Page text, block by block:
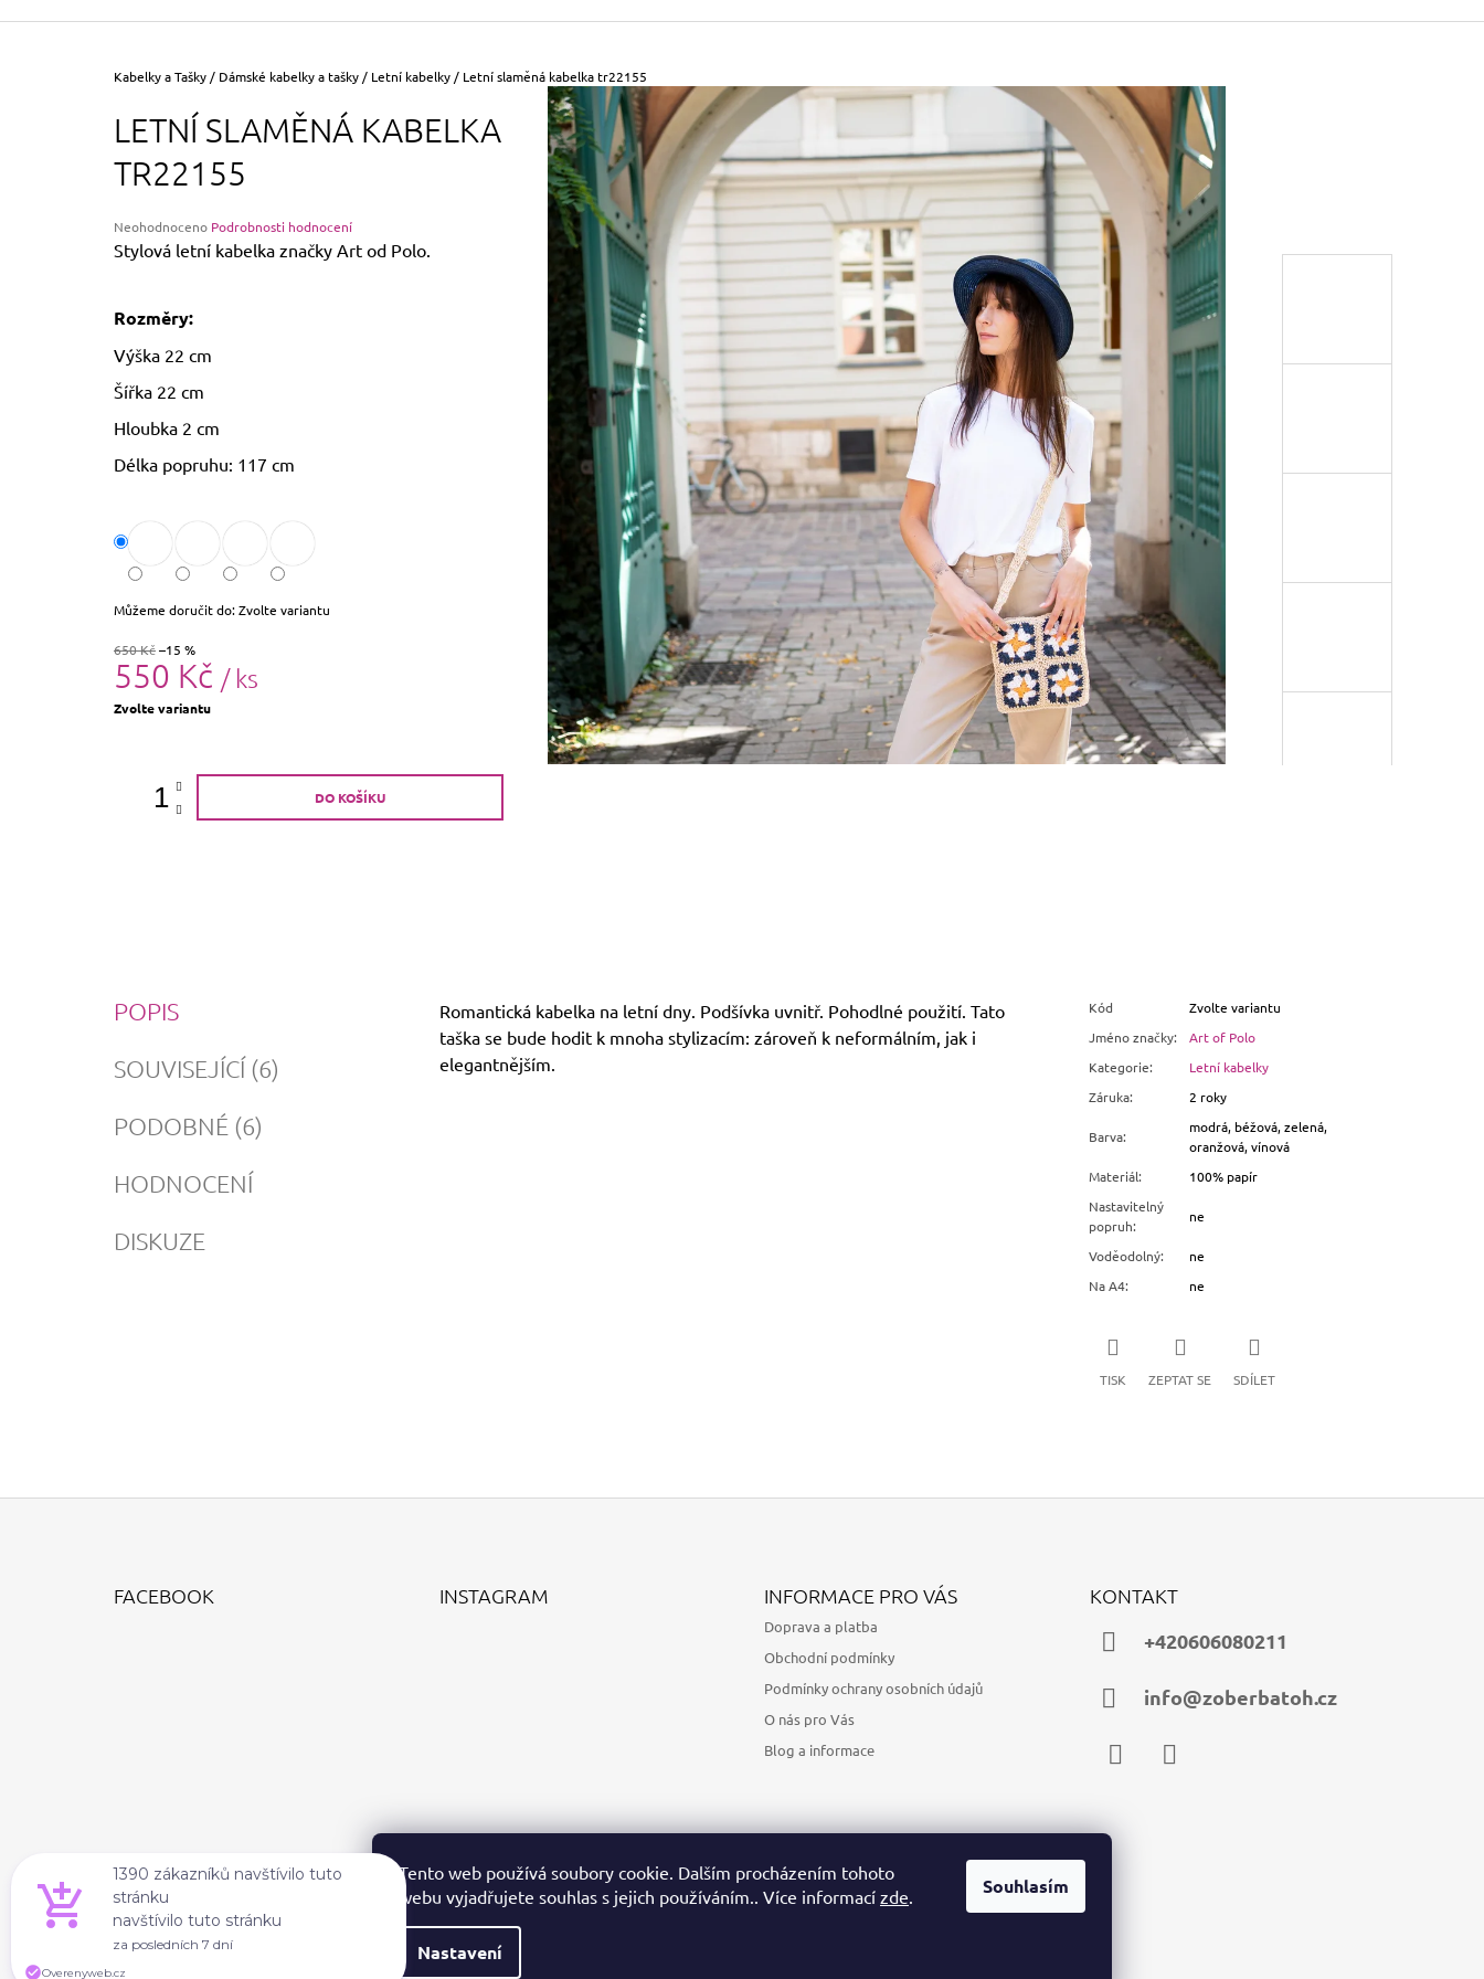
Tento web používá soubory cookie. Dalším procházením tohoto
webu vyjadřujete souhlas s jejich používáním.. Více informací zde.
Nastavení
Souhlasím
Domů
Kabelky a Tašky / Dámské kabelky a tašky / Letní kabelky / Letní slaměná kabelka tr22155
LETNÍ SLAMĚNÁ KABELKA
TR22155
Průměrné
hodnocení
produktu
z
hvězdiček.
Neohodnoceno Podrobnosti hodnocení
Stylová letní kabelka značky Art od Polo.
Rozměry:
Výška 22 cm
Šířka 22 cm
Hloubka 2 cm
Délka popruhu: 117 cm
Můžeme doručit do:Zvolte variantu
650 Kč–15 %
550 Kč / ks
Měrná
Zvolte variantu
DO KOŠÍKU
POPIS
SOUVISEJÍCÍ (6)
PODOBNÉ (6)
HODNOCENÍ
DISKUZE
Romantická kabelka na letní dny. Podšívka uvnitř. Pohodlné použití. Tato
taška se bude hodit k mnoha stylizacím: zároveň k neformálním, jak i
elegantnějším.
Kód
Zvolte variantu
Jméno značky:
Art of Polo
Kategorie:
Letní kabelky
Záruka: 2 roky
Barva:
modrá, béžová, zelená,
oranžová, vínová
Materiál:
100% papír
Nastavitelný
popruh:
ne
Voděodolný:
ne
Na A4: ne
TISK ZEPTAT SE SDÍLET
FACEBOOK INSTAGRAM
Sledovat na Instagramu
INFORMACE PRO VÁS
Doprava a platba
Obchodní podmínky
Podmínky ochrany osobních údajů
O nás pro Vás
Blog a informace
KONTAKT
+420606080211
info@zoberbatoh.cz
1390 zákazníků navštívilo tuto
stránku
navštívilo tuto stránku
za posledních 7 dní
Overenyweb.cz